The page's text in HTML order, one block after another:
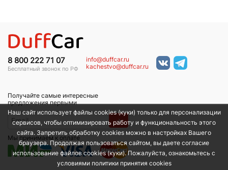
8 800 222 71 07
Бесплатный звонок по РФ
info@duffcar.ru
kachestvo@duffcar.ru
Получайте самые интересные
предложения первыми
→
Мы принимаем к оплате
Наш сайт использует файлы cookies (куки) только для персонализации
сервисов, чтобы оптимизировать работу и функциональность этого
сайта. Запретить обработку cookies можно в настройках Вашего
браузера. Продолжая пользоваться сайтом, вы даете согласие
использование файлов cookies (куки). Пожалуйста, ознакомьтесь с
условиями политики принятия сookies